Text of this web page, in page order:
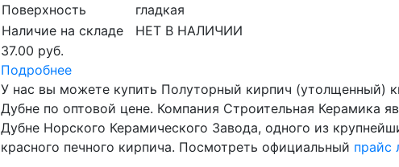
Поверхность
гладкая
Наличие на складе
НЕТ В НАЛИЧИИ
37.00 руб.
Подробнее
У нас вы можете купить Полуторный кирпич (утолщенный)
Дубне по оптовой цене. Компания Строительная Керамика
Дубне Норского Керамического Завода, одного из
красного печного кирпича. Посмотреть официальный прайс